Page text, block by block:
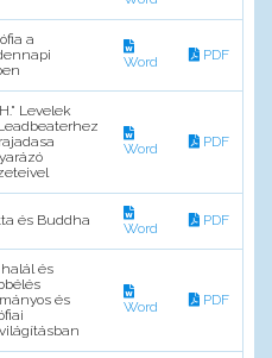
a
Word PDF
Levelek
Word PDF
és Buddha Word PDF
halál és
és
Word PDF